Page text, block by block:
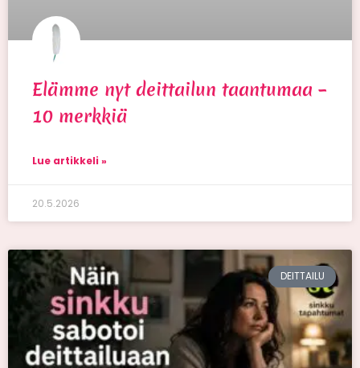
Elämme nyt deittailun taantumaa –
10 merkkiä
Lue artikkeli »
20.5.2026
DEITTAILU